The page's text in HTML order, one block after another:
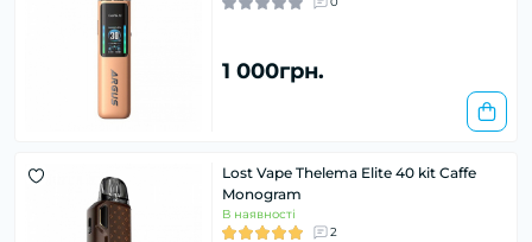
1 000грн.
Lost Vape Thelema Elite 40 kit Caffe
Monogram
В наявності
2